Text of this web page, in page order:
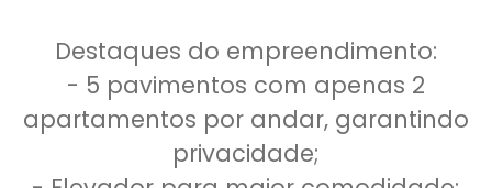
Destaques do empreendimento:
- 5 pavimentos com apenas 2
apartamentos por andar, garantindo
privacidade;